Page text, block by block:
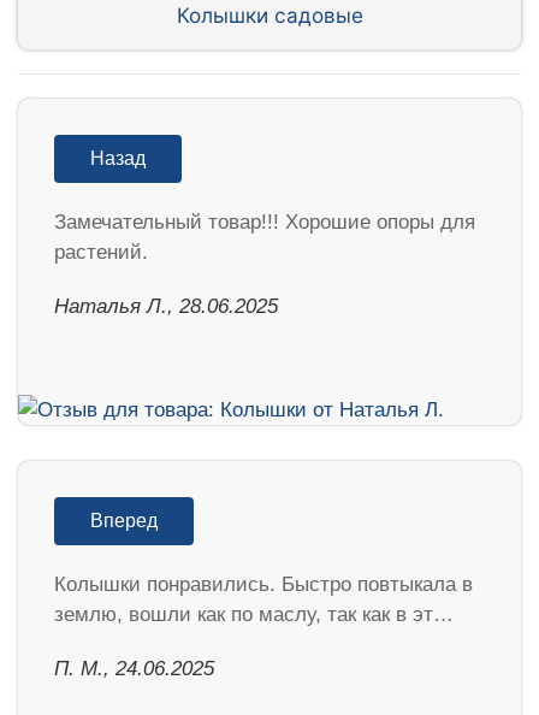
Колышки садовые
Назад
Замечательный товар!!! Хорошие опоры для
растений.
Наталья Л., 28.06.2025
Вперед
Колышки понравились. Быстро повтыкала в
землю, вошли как по маслу, так как в эт…
П. М., 24.06.2025